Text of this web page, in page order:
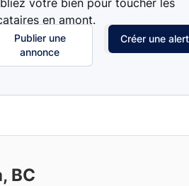
en amont.
Publier une
annonce
Créer une
BC